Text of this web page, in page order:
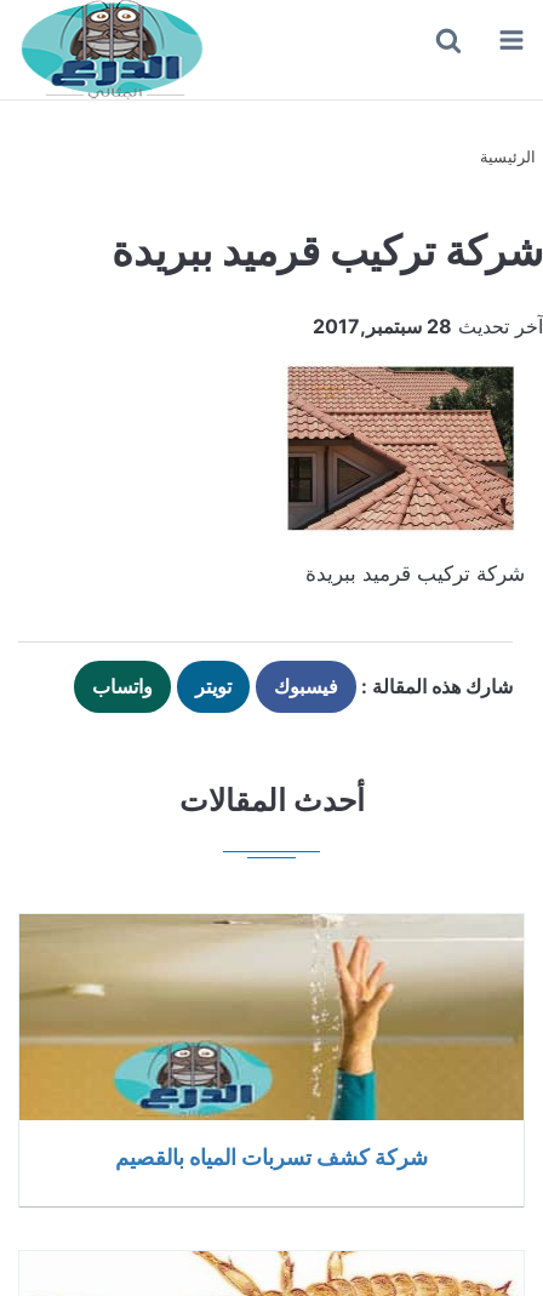
القائمة
الرئيسية
شركة تركيب قرميد ببريدة
آخر تحديث 28 سبتمبر,2017
شركة تركيب قرميد ببريدة
شارك هذه المقالة : فيسبوك تويتر واتساب
أحدث المقالات
شركة كشف تسربات المياه بالقصيم